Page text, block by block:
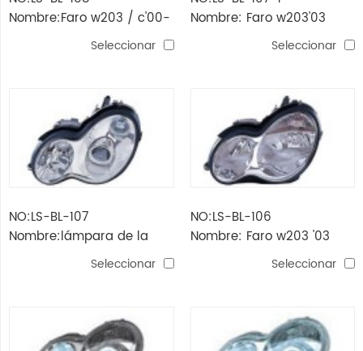
Nombre:Faro w203 / c'00-
'04 (blanco / led)Seleccionar
Nombre: Faro w203'03
Seleccionar
NO:LS-BL-107
Nombre:lámpara de la
cabeza w203 '03 (cristal,
Seleccionar
NO:LS-BL-106
Nombre: Faro w203 '03
Seleccionar